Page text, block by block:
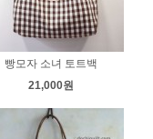
빵모자 소녀 토트백
21,000원